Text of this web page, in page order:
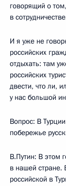
говорящий о
в
И я уже не
российских
отдыхать: там
российских
двести, что ли,
у нас большой
Вопрос: В
побережье
В.Путин: В этом
в нашей стране.
российской в